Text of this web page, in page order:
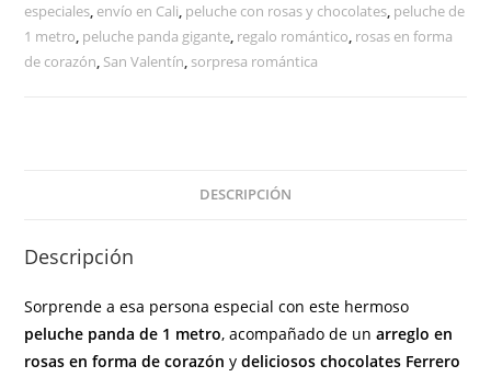
especiales, envío en Cali, peluche con rosas y chocolates, peluche de
1 metro, peluche panda gigante, regalo romántico, rosas en forma
de corazón, San Valentín, sorpresa romántica
DESCRIPCIÓN
Descripción
Sorprende a esa persona especial con este hermoso
peluche panda de 1 metro, acompañado de unarreglo en
rosas en forma de corazón ydeliciosos chocolates Ferrero